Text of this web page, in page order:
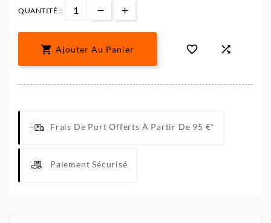
QUANTITÉ :
 Ajouter Au Panier  
Frais De Port Offerts À Partir De 95 €*
Paiement Sécurisé